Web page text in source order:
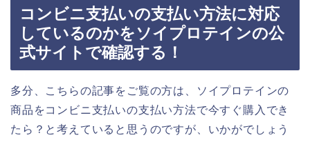
コンビニ支払いの支払い方法に対応
しているのかをソイプロテインの公
式サイトで確認する！
多分、こちらの記事をご覧の方は、ソイプロテインの
商品をコンビニ支払いの支払い方法で今すぐ購入でき
たら？と考えていると思うのですが、いかがでしょう